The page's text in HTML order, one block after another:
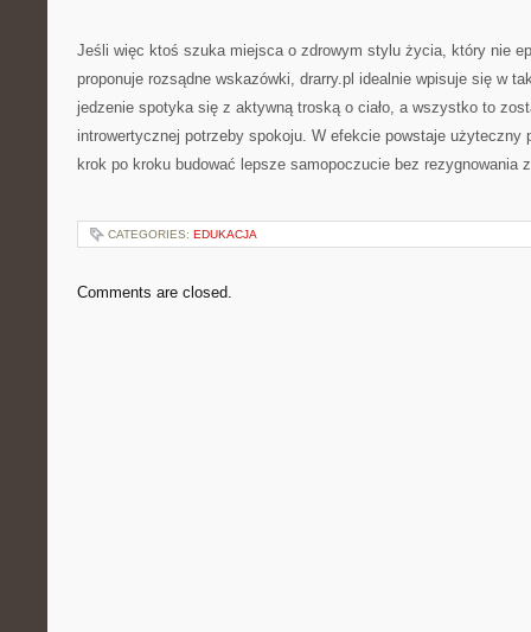
Jeśli więc ktoś szuka miejsca o zdrowym stylu życia, który nie
proponuje rozsądne wskazówki, drarry.pl idealnie wpisuje się w
jedzenie spotyka się z aktywną troską o ciało, a wszystko to
introwertycznej potrzeby spokoju. W efekcie powstaje użyteczny
krok po kroku budować lepsze samopoczucie bez rezygnowania
CATEGORIES: EDUKACJA
Comments are closed.